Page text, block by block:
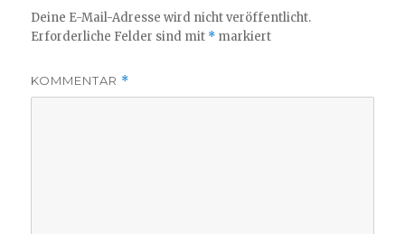
Deine E-Mail-Adresse wird nicht veröffentlicht.
Erforderliche Felder sind mit * markiert
KOMMENTAR *